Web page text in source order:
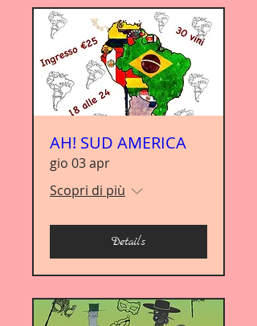
AH! SUD AMERICA
gio 03 apr
Scopri di più
Details